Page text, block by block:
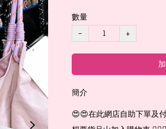
數量
−
+
簡介
😍😍在此網店自助下單及付